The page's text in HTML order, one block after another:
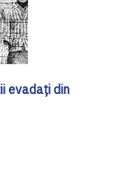
evadați din